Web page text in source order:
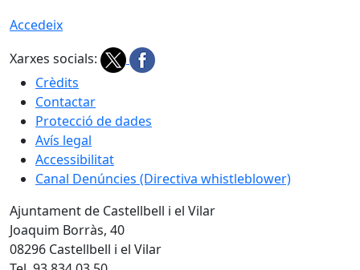
Accedeix
Xarxes socials:
Crèdits
Contactar
Protecció de dades
Avís legal
Accessibilitat
Canal Denúncies (Directiva whistleblower)
Ajuntament de Castellbell i el Vilar
Joaquim Borràs, 40
08296 Castellbell i el Vilar